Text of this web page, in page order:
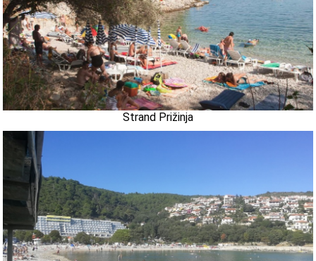
webcams
Treffen Sie Kroatien
museen
Strand Prižinja